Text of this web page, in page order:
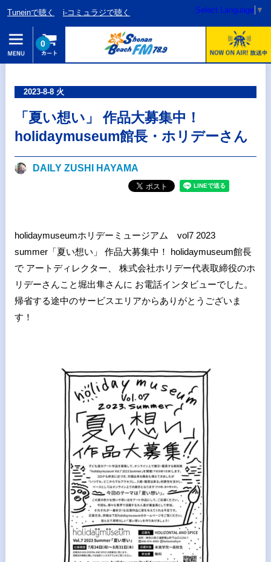
Tuneinで聴く i-コミュラジで聴く Select Language ▼
0
2023-8-8 火
「夏い想い」 作品大募集中！
holidaymuseum館長・ホリデーさん
DAILY ZUSHI HAYAMA
holidaymuseumホリデーミュージアム vol7 2023
summer「夏い想い」 作品大募集中！ holidaymuseum館長
で アートディレクター、 株式会社ホリデー代表取締役のホ
リデーさんこと堀出隼さんに お電話インタビューでした。
帰省する途中のサービスエリアからありがとうございま
す！